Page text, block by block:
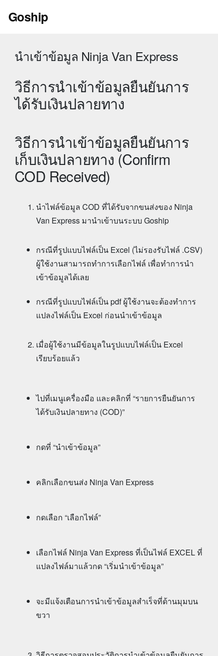
Goship
นำเข้าข้อมูล Ninja Van Express
วิธีการนำเข้าข้อมูลยืนยันการ
ได้รับเงินปลายทาง
วิธีการนำเข้าข้อมูลยืนยันการ
เก็บเงินปลายทาง (Confirm
COD Received)
นำไฟล์ข้อมูล COD ที่ได้รับจากขนส่งของ Ninja
Van Express มานำเข้าบนระบบ Goship
กรณีที่รูปแบบไฟล์เป็น Excel (ไม่รองรับไฟล์ .CSV)
ผู้ใช้งานสามารถทำการเลือกไฟล์ เพื่อทำการนำ
เข้าข้อมูลได้เลย
กรณีที่รูปแบบไฟล์เป็น pdf ผู้ใช้งานจะต้องทำการ
แปลงไฟล์เป็น Excel ก่อนนำเข้าข้อมูล
เมื่อผู้ใช้งานมีข้อมูลในรูปแบบไฟล์เป็น Excel
เรียบร้อยแล้ว
ไปที่เมนูเครื่องมือ และคลิกที่ “รายการยืนยันการ
ได้รับเงินปลายทาง (COD)”
กดที่ “นำเข้าข้อมูล”
คลิกเลือกขนส่ง Ninja Van Express
กดเลือก “เลือกไฟล์”
เลือกไฟล์ Ninja Van Express ที่เป็นไฟล์ EXCEL ที่
แปลงไฟล์มาแล้วกด “เริ่มนำเข้าข้อมูล”
จะมีแจ้งเตือนการนำเข้าข้อมูลสำเร็จที่ด้านมุมบน
ขวา